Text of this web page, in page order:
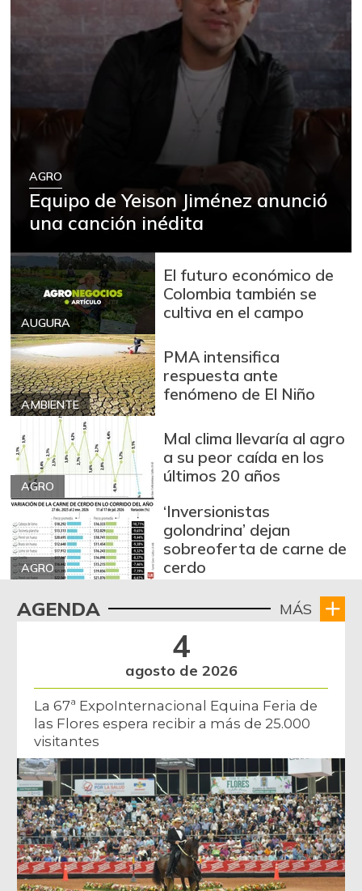
AGRO
Equipo de Yeison Jiménez anunció
una canción inédita
AUGURA
El futuro económico de
Colombia también se
cultiva en el campo
AMBIENTE
PMA intensifica
respuesta ante
fenómeno de El Niño
AGRO
Mal clima llevaría al agro
a su peor caída en los
últimos 20 años
AGRO
‘Inversionistas
golondrina’ dejan
sobreoferta de carne de
cerdo
AGENDA MÁS
4
agosto de 2026
La 67ª ExpoInternacional Equina Feria de
las Flores espera recibir a más de 25.000
visitantes